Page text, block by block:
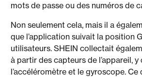
mots de passe ou des numéros de
Non seulement cela, mais il a
que l’application suivait la position
utilisateurs. SHEIN collectait
à partir des capteurs de l’appareil,
l’accéléromètre et le gyroscope. Ce